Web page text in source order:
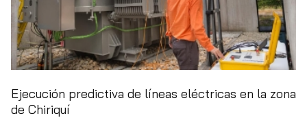
Ejecución predictiva de líneas eléctricas en la zona
de Chiriquí